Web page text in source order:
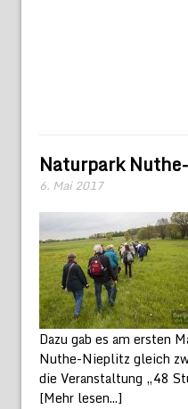
Naturpark
6. Mai 2017
Dazu gab es am ersten
Nuthe-Nieplitz gleich
die Veranstaltung „48
[Mehr lesen...]